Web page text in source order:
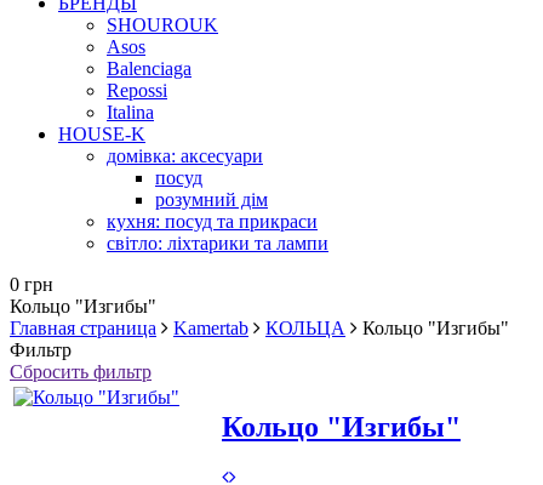
SHOUROUK
Asos
Balenciaga
Repossi
Italina
HOUSE-K
домівка: аксесуари
посуд
розумний дім
кухня: посуд та прикраси
світло: ліхтарики та лампи
0 грн
Кольцо "Изгибы"
Главная страница
Kamertab КОЛЬЦА
Кольцо "Изгибы"
Фильтр
Сбросить фильтр
Кольцо "Изгибы"